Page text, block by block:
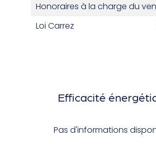
Honoraires à la charge du
Loi Carrez
Efficacité
Pas d'informations